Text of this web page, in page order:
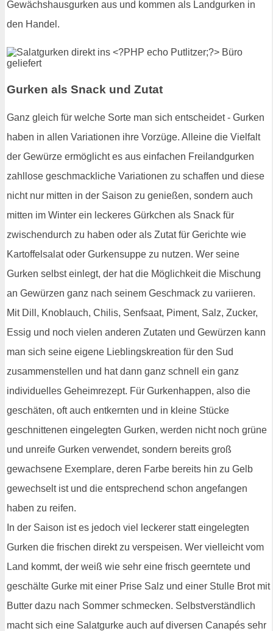
Gewächshausgurken aus und kommen als Landgurken in
den Handel.
Gurken als Snack und Zutat
Ganz gleich für welche Sorte man sich entscheidet - Gurken
haben in allen Variationen ihre Vorzüge. Alleine die Vielfalt
der Gewürze ermöglicht es aus einfachen Freilandgurken
zahllose geschmackliche Variationen zu schaffen und diese
nicht nur mitten in der Saison zu genießen, sondern auch
mitten im Winter ein leckeres Gürkchen als Snack für
zwischendurch zu haben oder als Zutat für Gerichte wie
Kartoffelsalat oder Gurkensuppe zu nutzen. Wer seine
Gurken selbst einlegt, der hat die Möglichkeit die Mischung
an Gewürzen ganz nach seinem Geschmack zu variieren.
Mit Dill, Knoblauch, Chilis, Senfsaat, Piment, Salz, Zucker,
Essig und noch vielen anderen Zutaten und Gewürzen kann
man sich seine eigene Lieblingskreation für den Sud
zusammenstellen und hat dann ganz schnell ein ganz
individuelles Geheimrezept. Für Gurkenhappen, also die
geschäten, oft auch entkernten und in kleine Stücke
geschnittenen eingelegten Gurken, werden nicht noch grüne
und unreife Gurken verwendet, sondern bereits groß
gewachsene Exemplare, deren Farbe bereits hin zu Gelb
gewechselt ist und die entsprechend schon angefangen
haben zu reifen.
In der Saison ist es jedoch viel leckerer statt eingelegten
Gurken die frischen direkt zu verspeisen. Wer vielleicht vom
Land kommt, der weiß wie sehr eine frisch geerntete und
geschälte Gurke mit einer Prise Salz und einer Stulle Brot mit
Butter dazu nach Sommer schmecken. Selbstverständlich
macht sich eine Salatgurke auch auf diversen Canapés sehr